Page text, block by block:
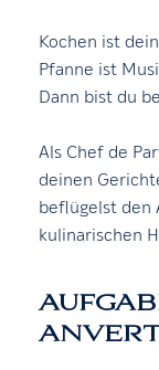
Kochen ist
Pfanne ist
Dann bist du
Als Chef de
deinen
beflügelst den
kulinarischen